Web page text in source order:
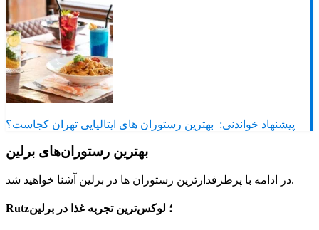
پیشنهاد خواندنی: بهترین رستوران های ایتالیایی تهران کجاست؟
بهترین رستوران‌های برلین
در ادامه با پرطرفدارترین رستوران ها در برلین آشنا خواهید شد.
Rutz؛ لوکس‌ترین تجربه غذا در برلین